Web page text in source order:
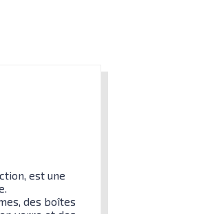
est une
des boîtes